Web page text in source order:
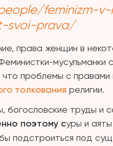
feminizm-v-
svoi-prava/
права женщин в
проблемы с правами
толкования религии.
богословские труды и
поэтому суры и
подстроиться под